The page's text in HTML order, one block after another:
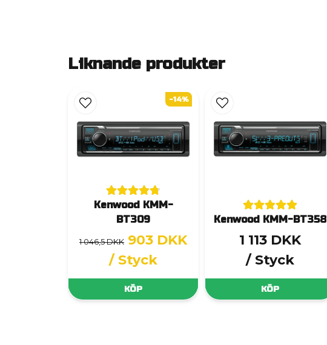
Liknande produkter
Kenwood KMM-
BT309
1 046,5 DKK 903 DKK
/ Styck
KÖP
-14%
Kenwood KMM-BT358
1 113 DKK
/ Styck
KÖP